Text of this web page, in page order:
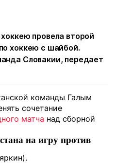
провела второй
хоккею с шайбой.
Словакии, передает
команды Галым
сочетание
матча над сборной
на игру против